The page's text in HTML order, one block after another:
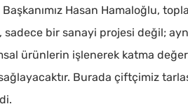
Hasan Hamaloğlu,
sadece bir sanayi projesi değil;
ürünlerin işlenerek katma
Burada çiftçimiz